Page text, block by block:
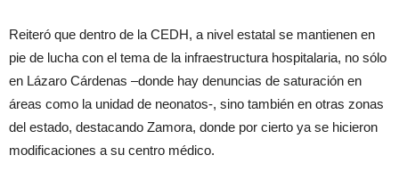
Reiteró que dentro de la CEDH, a nivel estatal se mantienen en
pie de lucha con el tema de la infraestructura hospitalaria, no sólo
en Lázaro Cárdenas –donde hay denuncias de saturación en
áreas como la unidad de neonatos-, sino también en otras zonas
del estado, destacando Zamora, donde por cierto ya se hicieron
modificaciones a su centro médico.